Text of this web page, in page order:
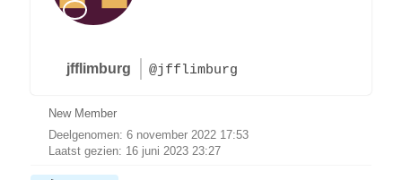
jfflimburg @jfflimburg
New Member
Deelgenomen: 6 november 2022 17:53
Laatst gezien: 16 juni 2023 23:27